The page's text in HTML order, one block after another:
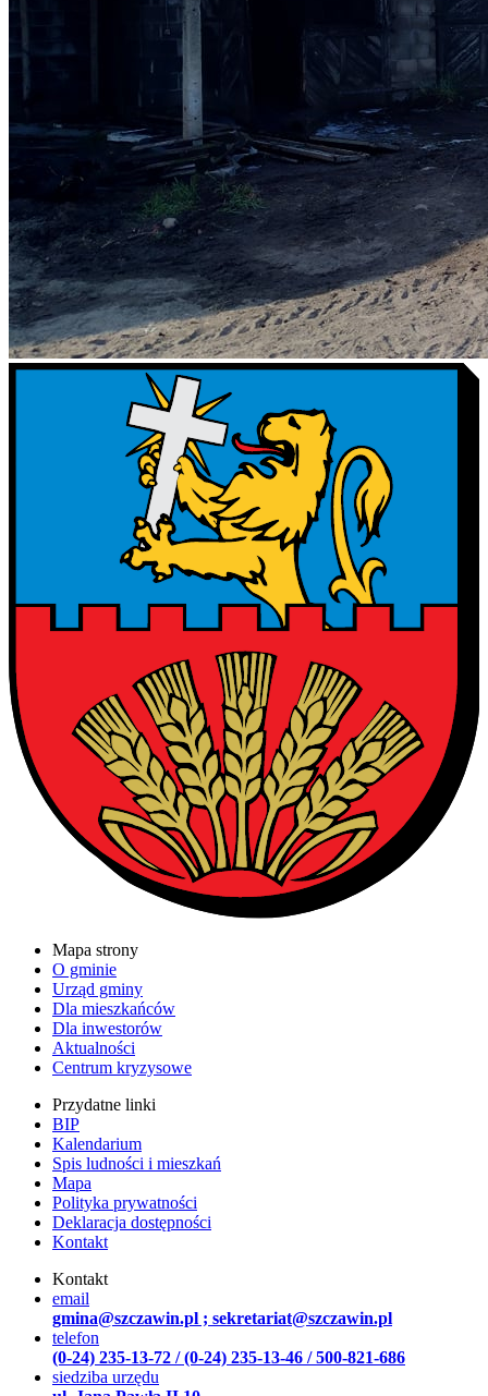
Mapa strony
O gminie
Urząd gminy
Dla mieszkańców
Dla inwestorów
Aktualności
Centrum kryzysowe
Przydatne linki
BIP
Kalendarium
Spis ludności i mieszkań
Mapa
Polityka prywatności
Deklaracja dostępności
Kontakt
Kontakt
email
gmina@szczawin.pl ; sekretariat@szczawin.pl
telefon
(0-24) 235-13-72 / (0-24) 235-13-46 / 500-821-686
siedziba urzędu